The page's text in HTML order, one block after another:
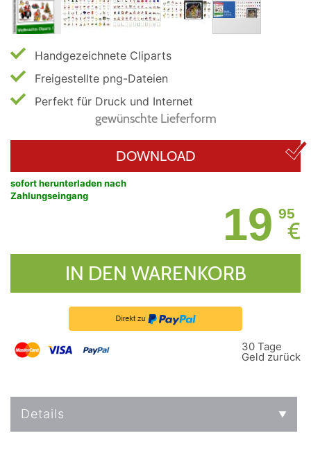
Handgezeichnete Cliparts
Freigestellte png-Dateien
Perfekt für Druck und Internet
gewünschte Lieferform
DOWNLOAD
sofort herunterladen nach
Zahlungseingang
19 95
€
IN DEN WARENKORB
30 Tage
Geld zurück
Details